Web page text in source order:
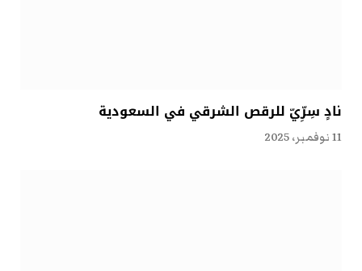
نادٍ سِرِّيّ للرقص الشرقي في السعودية
11 نوفمبر، 2025